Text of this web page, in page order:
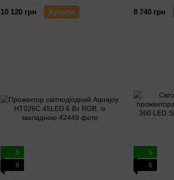
10 120 грн
Купити
8 740 грн
8
8
6
6